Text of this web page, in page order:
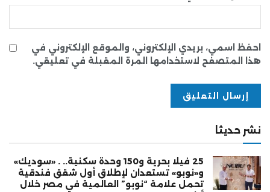
احفظ اسمي، بريدي الإلكتروني، والموقع الإلكتروني في
هذا المتصفح لاستخدامها المرة المقبلة في تعليقي.
نشر حديثا
25 فيلا بحرية و150 وحدة سكنية.. . «سوديك»
و«نوبو» تستعدان لإطلاق أول شقق فندقية
تحمل علامة “نوبو” العالمية في مصر خلال